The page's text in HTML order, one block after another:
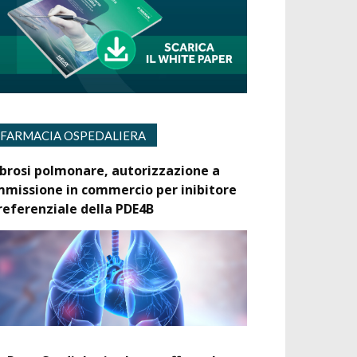
FARMACIA OSPEDALIERA
polmonare, autorizzazione a
in commercio per inibitore
della PDE4B